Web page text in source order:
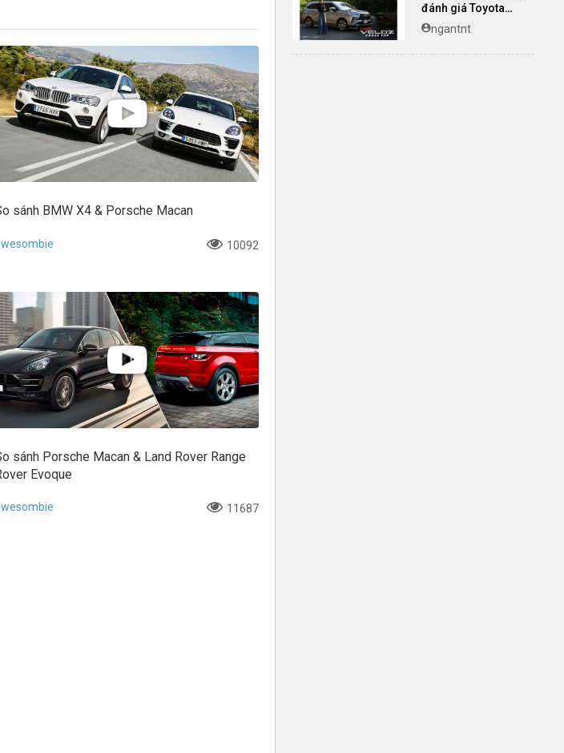
sánh BMW X4 & Porsche Macan
10092
sánh Porsche Macan & Land Rover Range
Evoque
11687
đánh giá Toyota
Veloz Cross TOP:
Mẫu 7 chỗ ĐA DỤNG,
phù hợp cho LÁI MỚI
ngantnt